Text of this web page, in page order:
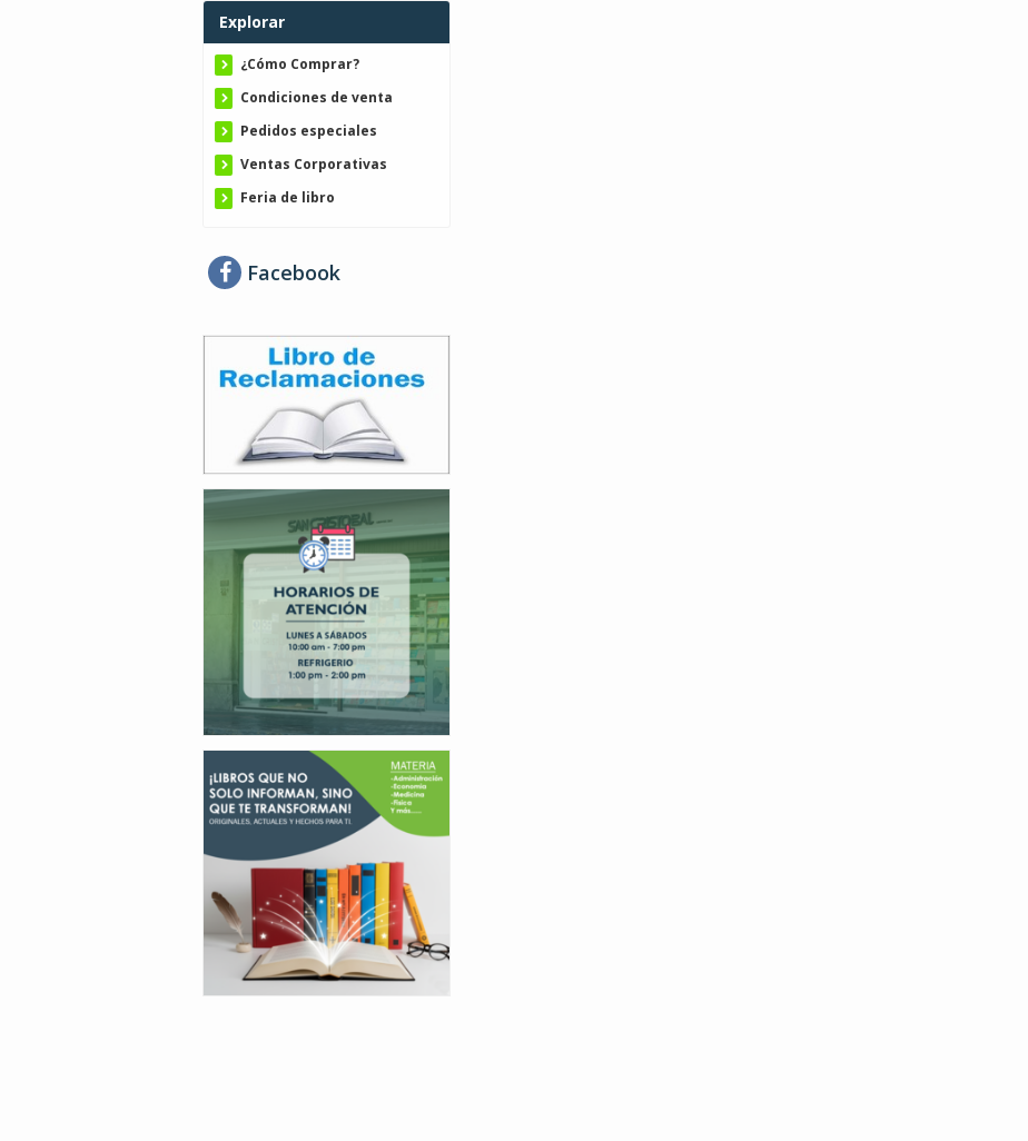
Explorar
¿Cómo Comprar?
Condiciones de venta
Pedidos especiales
Ventas Corporativas
Feria de libro
Facebook